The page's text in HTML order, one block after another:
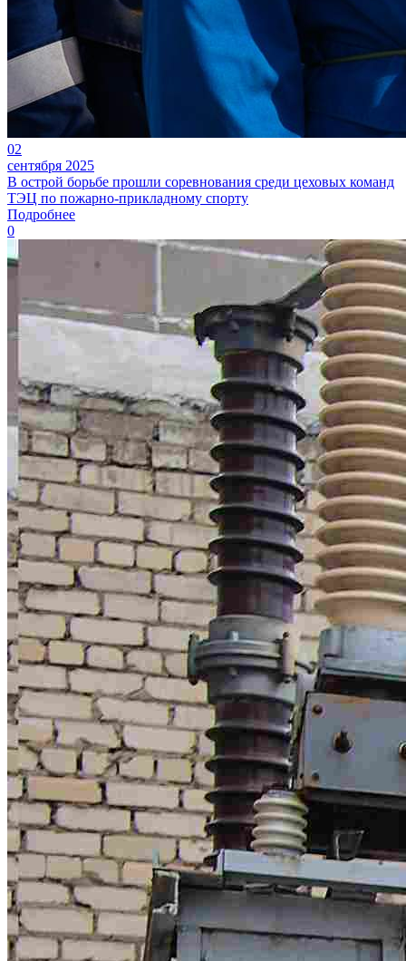
02
сентября 2025
В острой борьбе прошли соревнования среди цеховых команд
ТЭЦ по пожарно-прикладному спорту
Подробнее
0